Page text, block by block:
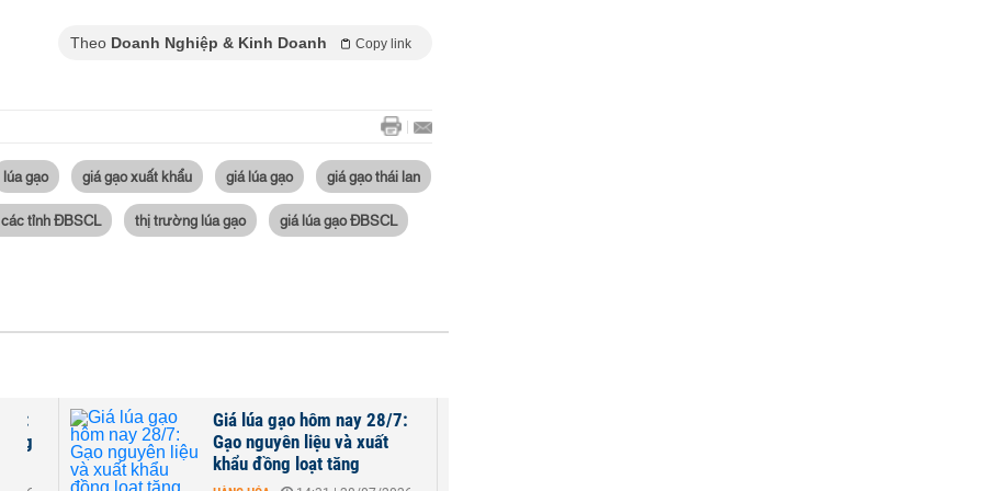
Theo Doanh Nghiệp & Kinh Doanh Copy link
lúa gạo giá gạo xuất khẩu giá lúa gạo giá gạo thái lan
tỉnh ĐBSCL thị trường lúa gạo giá lúa gạo ĐBSCL
7:
Giá lúa gạo hôm nay 28/7:
Gạo nguyên liệu và xuất
khẩu đồng loạt tăng